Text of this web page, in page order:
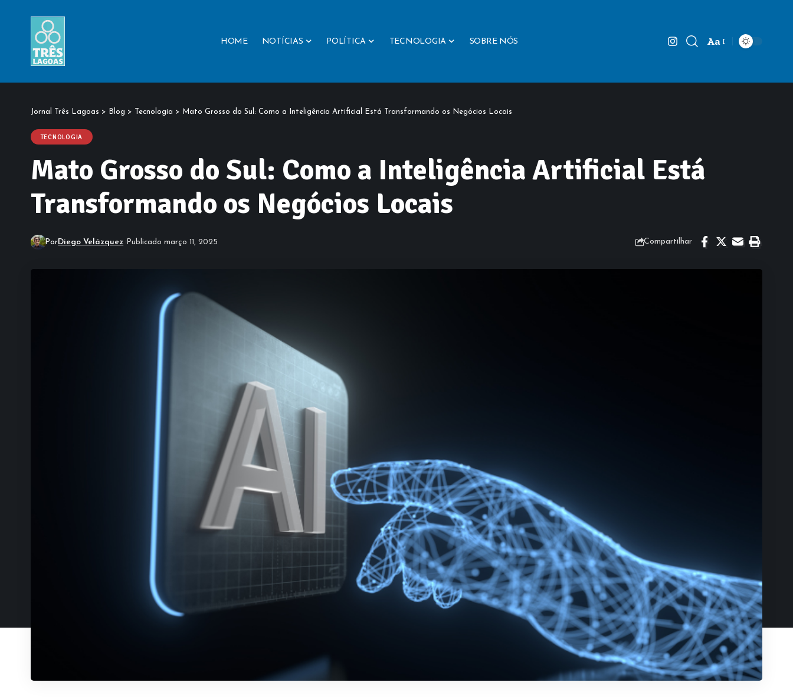
HOME NOTÍCIAS POLÍTICA TECNOLOGIA SOBRE NÓS
Font
Aa
Jornal Três Lagoas > Blog > Tecnologia > Mato Grosso do Sul: Como a Inteligência Artificial Está Transformando os Negócios Locais
TECNOLOGIA
Mato Grosso do Sul: Como a Inteligência Artificial Está
Transformando os Negócios Locais
PorDiego Velázquez Publicado março 11, 2025 Compartilhar